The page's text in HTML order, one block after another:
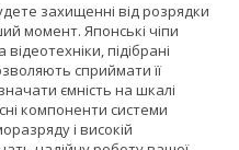
захищенні від розрядки
момент. Японські чіпи
підібрані
сприймати її
ємність на шкалі
компоненти системи
і високій